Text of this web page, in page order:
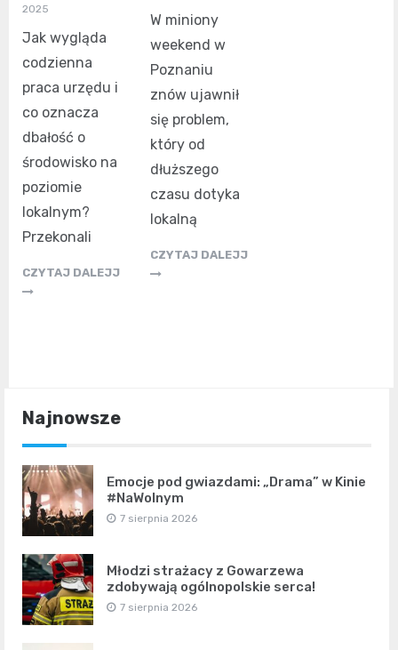
2025
Jak wygląda
codzienna
praca urzędu i
co oznacza
dbałość o
środowisko na
poziomie
lokalnym?
Przekonali
CZYTAJ DALEJJ
W miniony
weekend w
Poznaniu
znów ujawnił
się problem,
który od
dłuższego
czasu dotyka
lokalną
CZYTAJ DALEJJ
Najnowsze
Emocje pod gwiazdami: „Drama” w Kinie
#NaWolnym
7 sierpnia 2026
Młodzi strażacy z Gowarzewa
zdobywają ogólnopolskie serca!
7 sierpnia 2026